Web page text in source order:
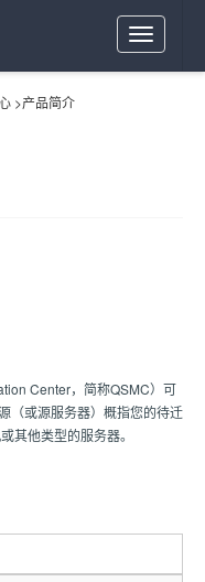
Toggle
navigation
>产品简介
Center，简称QSMC）可
（或源服务器）概指您的待迁
其他类型的服务器。